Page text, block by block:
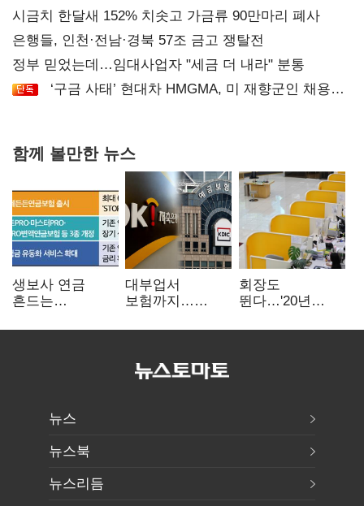
시금치 한달새 152% 치솟고 가금류 90만마리 폐사
은행들, 인천·전남·경북 57조 금고 쟁탈전
정부 믿었는데…임대사업자 "세금 더 내라" 분통
‘구금 사태’ 현대차 HMGMA, 미 재향군인 채용
함께 볼만한 뉴스
생보사 연금
흔드는
장수리스크'
대부업서
보험까지…
종합금융그룹
회장도
뛴다…'20년
하나' 인천시금고
뉴스
뉴스북
뉴스리듬